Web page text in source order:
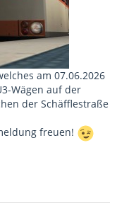
am 07.06.2026
Wägen auf der
der Schäfflestraße
freuen!